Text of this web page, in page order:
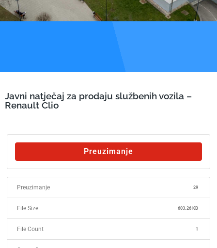
Javni natječaj za prodaju službenih vozila –
Renault Clio
Preuzimanje
Preuzimanje 29
File Size 603.26 KB
File Count 1